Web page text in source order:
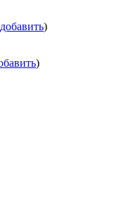
добавить)
)